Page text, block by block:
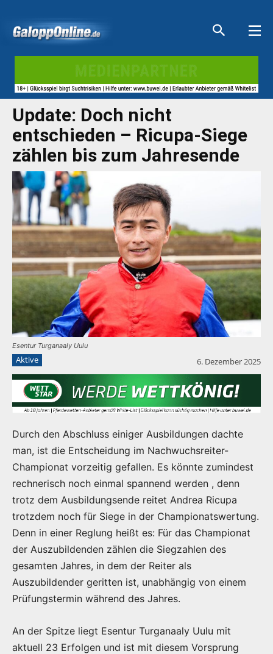
Update: Doch nicht
entschieden – Ricupa-Siege
zählen bis zum Jahresende
Esentur Turganaaly Uulu
Aktive 6. Dezember 2025
Durch den Abschluss einiger Ausbildungen dachte
man, ist die Entscheidung im Nachwuchsreiter-
Championat vorzeitig gefallen. Es könnte zumindest
rechnerisch noch einmal spannend werden , denn
trotz dem Ausbildungsende reitet Andrea Ricupa
trotzdem noch für Siege in der Championatswertung.
Denn in einer Reglung heißt es: Für das Championat
der Auszubildenden zählen die Siegzahlen des
gesamten Jahres, in dem der Reiter als
Auszubildender geritten ist, unabhängig von einem
Prüfungstermin während des Jahres.
An der Spitze liegt Esentur Turganaaly Uulu mit
aktuell 23 Erfolgen und ist mit diesem Vorsprung